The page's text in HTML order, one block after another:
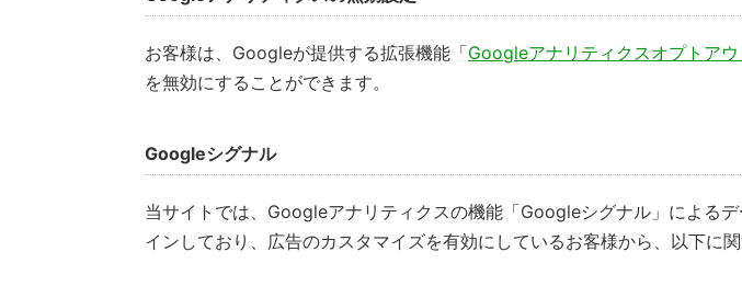
お客様は、Googleが提供する拡張機能「Googleアナリティクスオプトア
を無効にすることができます。
Googleシグナル
当サイトでは、Googleアナリティクスの機能「Googleシグナル」による
インしており、広告のカスタマイズを有効にしているお客様から、以下に